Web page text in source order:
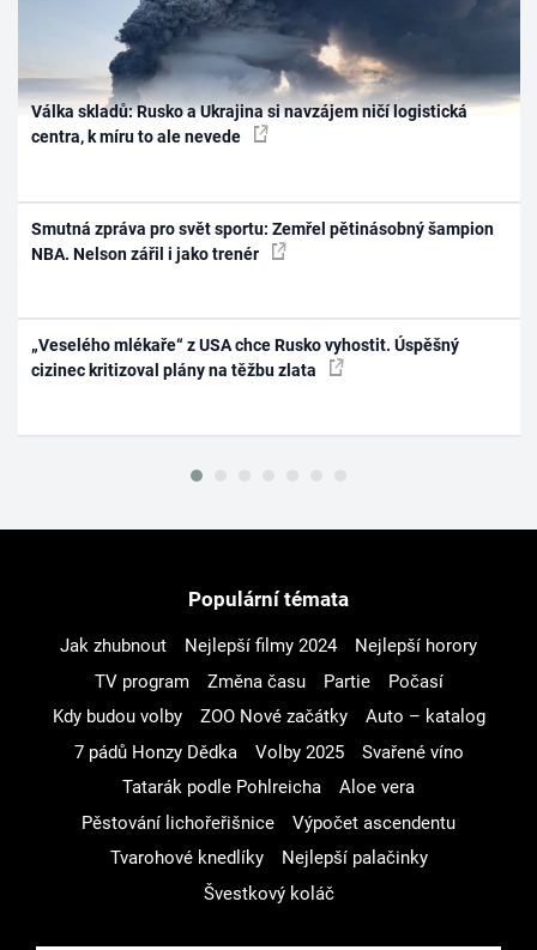
Válka skladů: Rusko a Ukrajina si navzájem ničí logistická
centra, k míru to ale nevede
Smutná zpráva pro svět sportu: Zemřel pětinásobný šampion
NBA. Nelson zářil i jako trenér
„Veselého mlékaře“ z USA chce Rusko vyhostit. Úspěšný
cizinec kritizoval plány na těžbu zlata
Populární témata
Jak zhubnout Nejlepší filmy 2024
Nejlepší horory
TV program
Změna času Partie
Počasí
Kdy budou volby
ZOO Nové začátky
Auto – katalog
7 pádů Honzy Dědka
Volby 2025
Svařené víno
Tatarák podle Pohlreicha
Aloe vera
Pěstování lichořeřišnice
Výpočet ascendentu
Tvarohové knedlíky
Nejlepší palačinky
Švestkový koláč